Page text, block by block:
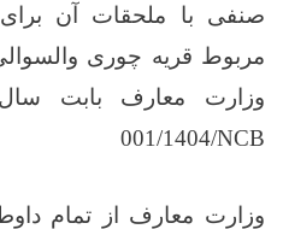
صنفی با ملحقات آن برای
مربوط قریه چوری
وزارت معارف بابت
001/1404/NCB
وزارت معارف از تمام